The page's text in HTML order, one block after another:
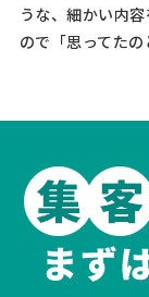
うな、細かい内
ので「思ってたの
[相談の種類] 不動
[相談内容] 2名の
[相談の種類] 不動
2 [所在詳細] 相模
うち [相談内容] [